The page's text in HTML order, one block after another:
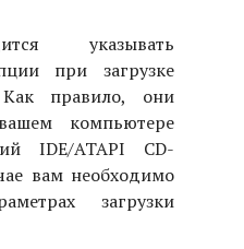
указывать
при загрузке
правило, они
компьютере
IDE/ATAPI CD-
вам необходимо
загрузки